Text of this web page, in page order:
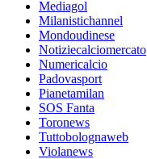
Mediagol
Milanistichannel
Mondoudinese
Notiziecalciomercato
Numericalcio
Padovasport
Pianetamilan
SOS Fanta
Toronews
Tuttobolognaweb
Violanews